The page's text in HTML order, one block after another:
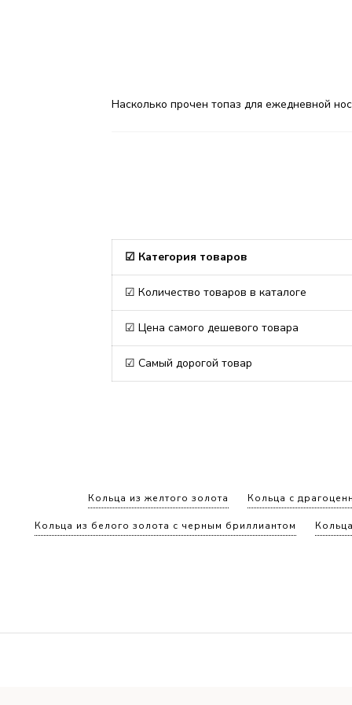
Насколько прочен топаз для ежедневной
☑ Категория товаров
☑ Количество товаров в каталоге
☑ Цена самого дешевого товара
☑ Самый дорогой товар
Кольца из желтого золота Кольца с
Кольца из белого золота с черным бриллиантом